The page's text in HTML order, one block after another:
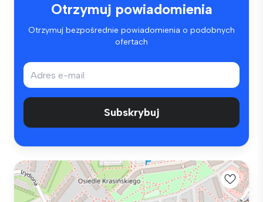
Otrzymuj powiadomienia
Otrzymuj bezpośrednie powiadomienia o podobnych
ofertach
Subskrybuj